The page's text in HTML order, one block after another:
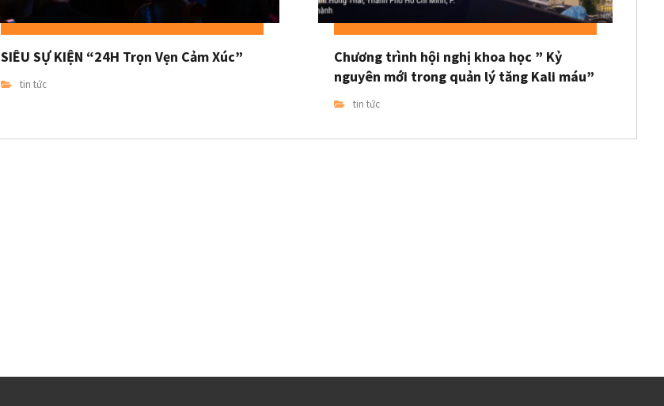
SIÊU SỰ KIỆN “24H Trọn Vẹn Cảm Xúc”
tin tức
Chương trình hội nghị khoa học ” Kỷ
nguyên mới trong quản lý tăng Kali máu”
tin tức